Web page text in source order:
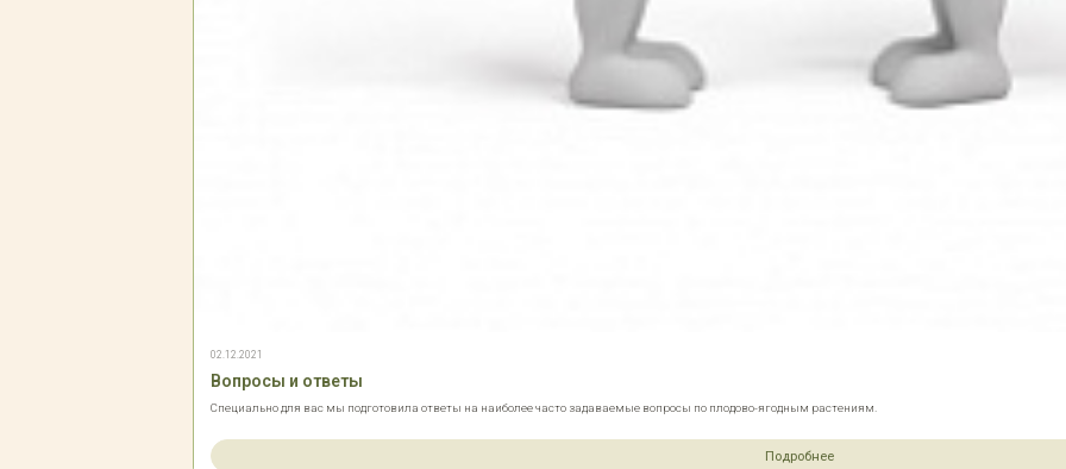
02.12.2021
Вопросы и ответы
Специально для вас мы подготовила ответы на наиболее часто задаваемые вопросы по плодово-ягодным растениям.
Подробнее